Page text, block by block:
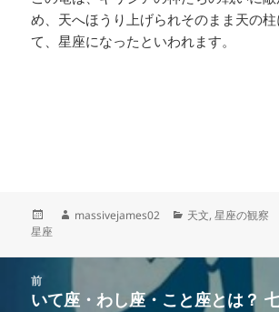
め、天へほうり上げられそのまま天の
て、星座になったといわれます。
稿
作
massivejames02
カ
天文,星座の観察
星座
前
前
いて座・わし座・こと座とは？